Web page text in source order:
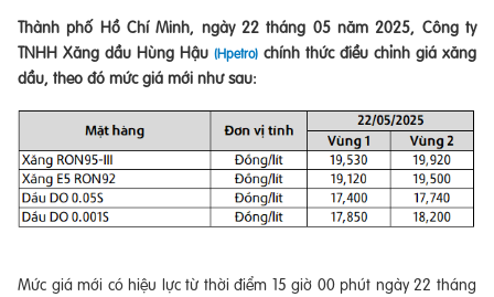
Thành phố Hồ Chí Minh, ngày 22 tháng 05 năm 2025, Công ty
TNHH Xăng dầu Hùng Hậu(Hpetro) chính thức điều chỉnh giá xăng
dầu, theo đó mức giá mới như sau:
Mức giá mới có hiệu lực từ thời điểm 15 giờ 00 phút ngày 22 tháng